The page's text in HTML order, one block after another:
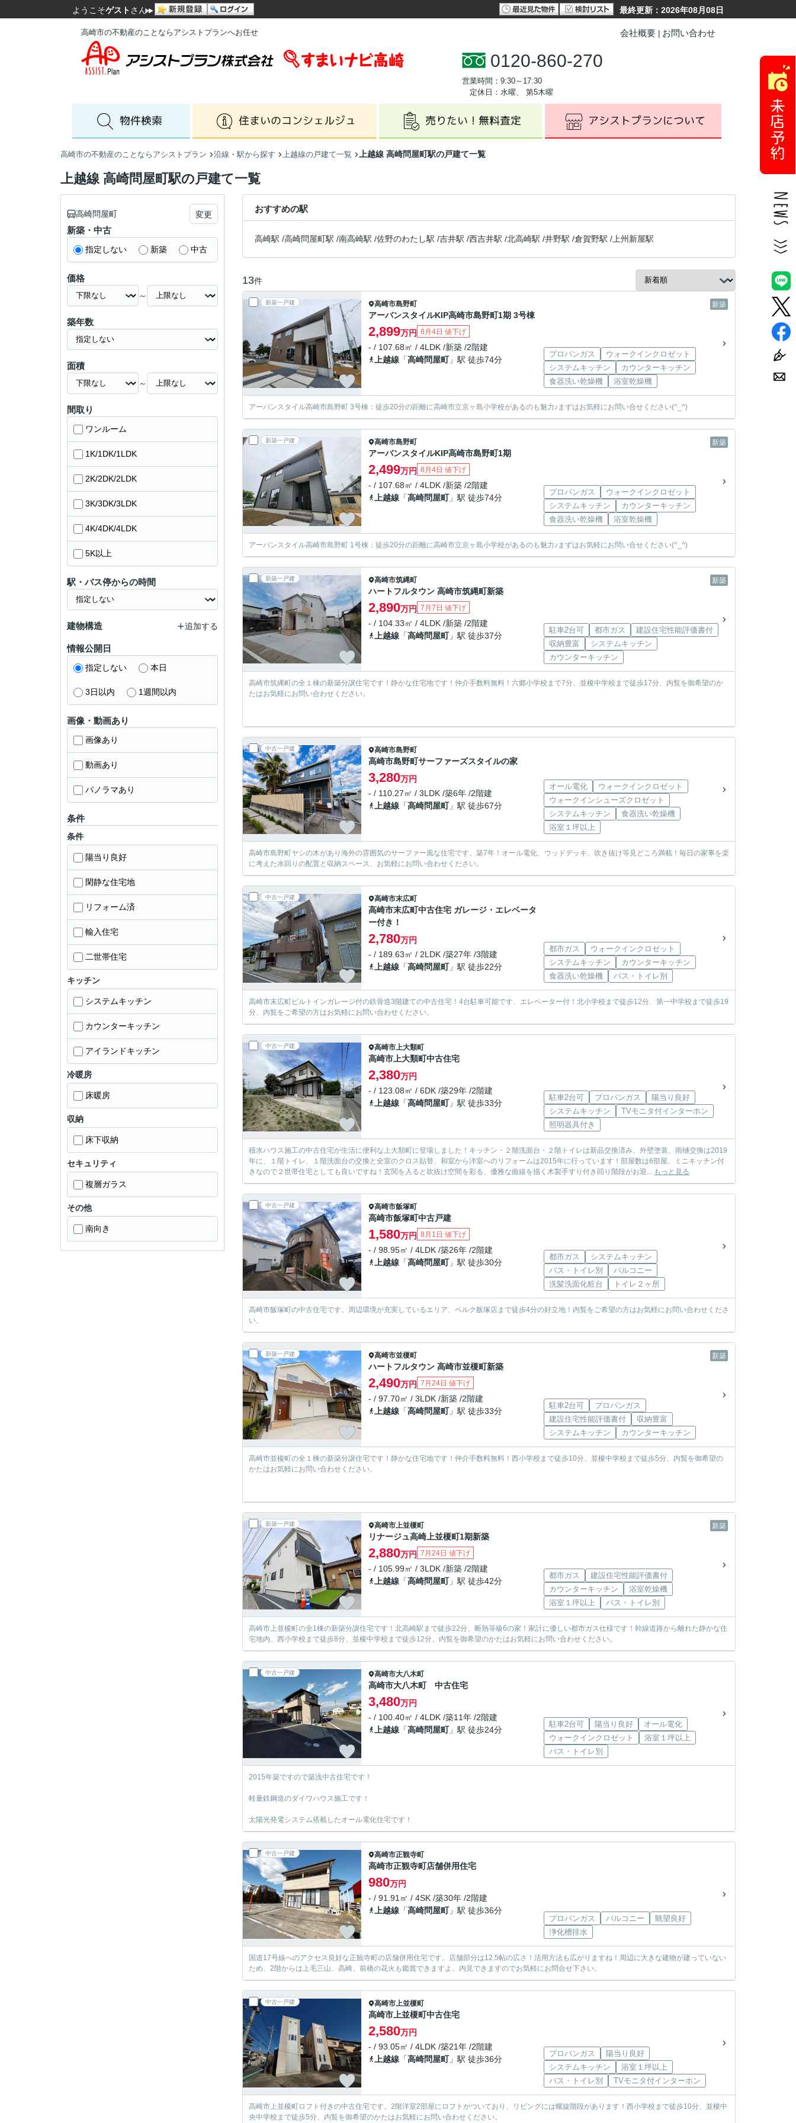
ようこそゲスト さん 最終更新：2026年08月08日
高崎市の不動産のことならアシストプランへお任せ 会社概要 お問い合わせ
0120-860-270
営業時間：9:30～17:30
定休日：水曜、 第5木曜
高崎市の不動産のことならアシストプラン 沿線・駅から探す 上越線の戸建て一覧 上越線 高崎問屋町駅の戸建て一覧
上越線 高崎問屋町駅の戸建て一覧
おすすめの駅
高崎駅 /高崎問屋町駅 /南高崎駅 /佐野のわたし駅 /吉井駅 /西吉井駅 /北高崎駅 /井野駅 /倉賀野駅 / 上州新屋駅
13件
新築一戸建 新築
高崎市島野町
アーバンスタイルKIP高崎市島野町1期 3号棟
2,899万円 8月4日 値下げ
- / 107.68㎡ / 4LDK /新築 /2階建
上越線 「高崎問屋町」駅 徒歩74分
プロパンガス
ウォークインクロゼット
システムキッチン
カウンターキッチン
食器洗い乾燥機
浴室乾燥機
アーバンスタイル高崎市島野町 3号棟：徒歩20分の距離に高崎市立京ヶ島小学校があるのも魅力♪まずはお気軽にお問い合せください(^_^)
新築一戸建 新築
高崎市島野町
アーバンスタイルKIP高崎市島野町1期
2,499万円 8月4日 値下げ
- / 107.68㎡ / 4LDK /新築 /2階建
上越線 「高崎問屋町」駅 徒歩74分
プロパンガス
ウォークインクロゼット
システムキッチン
カウンターキッチン
食器洗い乾燥機
浴室乾燥機
アーバンスタイル高崎市島野町 1号棟：徒歩20分の距離に高崎市立京ヶ島小学校があるのも魅力♪まずはお気軽にお問い合せください(^_^)
新築一戸建 新築
高崎市筑縄町
ハートフルタウン 高崎市筑縄町新築
2,890万円 7月7日 値下げ
- / 104.33㎡ / 4LDK /新築 /2階建
上越線 「高崎問屋町」駅 徒歩37分
駐車2台可 都市ガス
建設住宅性能評価書付
収納豊富
システムキッチン
カウンターキッチン
高崎市筑縄町の全１棟の新築分譲住宅です！静かな住宅地です！仲介手数料無料！六郷小学校まで7分、並榎中学校まで徒歩17分、内覧を御希望のか
たはお気軽にお問い合わせください。
中古一戸建 高崎市島野町
高崎市島野町サーファーズスタイルの家
3,280万円
- / 110.27㎡ / 3LDK /築6年 /2階建
上越線 「高崎問屋町」駅 徒歩67分
オール電化
ウォークインクロゼット
ウォークインシューズクロゼット
システムキッチン
食器洗い乾燥機
浴室１坪以上
高崎市島野町ヤシの木があり海外の雰囲気のサーファー風な住宅です。築7年！オール電化、ウッドデッキ、吹き抜け等見どころ満載！毎日の家事を楽
に考えた水回りの配置と収納スペース、お気軽にお問い合わせください。
中古一戸建 高崎市末広町
高崎市末広町中古住宅 ガレージ・エレベータ
ー付き！
2,780万円
- / 189.63㎡ / 2LDK /築27年 /3階建
上越線 「高崎問屋町」駅 徒歩22分
都市ガス
ウォークインクロゼット
システムキッチン
カウンターキッチン
食器洗い乾燥機
バス・トイレ別
高崎市末広町ビルトインガレージ付の鉄骨造3階建ての中古住宅！4台駐車可能です、エレベーター付！北小学校まで徒歩12分、第一中学校まで徒歩19
分、内覧をご希望の方はお気軽にお問い合わせください。
中古一戸建 高崎市上大類町
高崎市上大類町中古住宅
2,380万円
- / 123.08㎡ / 6DK /築29年 /2階建
上越線 「高崎問屋町」駅 徒歩33分
駐車2台可 プロパンガス
陽当り良好
システムキッチン
TVモニタ付インターホン
照明器具付き
積水ハウス施工の中古住宅が生活に便利な上大類町に登場しました！キッチン・２階洗面台・２階トイレは新品交換済み、外壁塗装、雨樋交換は2019
年に、１階トイレ、１階洗面台の交換と全室のクロス貼替、和室から洋室へのリフォームは2015年に行っています！部屋数は6部屋、ミニキッチン付
きなので２世帯住宅としても良いですね！玄関を入ると吹抜け空間を彩る、優雅な曲線を描く木製手すり付き回り階段がお迎... もっと見る
中古一戸建 高崎市飯塚町
高崎市飯塚町中古戸建
1,580万円 8月1日 値下げ
- / 98.95㎡ / 4LDK /築26年 /2階建
上越線 「高崎問屋町」駅 徒歩30分
都市ガス
システムキッチン
バス・トイレ別
バルコニー
洗髪洗面化粧台
トイレ２ヶ所
高崎市飯塚町の中古住宅です。周辺環境が充実しているエリア、ベルク飯塚店まで徒歩4分の好立地！内覧をご希望の方はお気軽にお問い合わせくださ
い。
新築一戸建 新築
高崎市並榎町
ハートフルタウン 高崎市並榎町新築
2,490万円 7月24日 値下げ
- / 97.70㎡ / 3LDK /新築 /2階建
上越線 「高崎問屋町」駅 徒歩33分
駐車2台可
プロパンガス
建設住宅性能評価書付
収納豊富
システムキッチン
カウンターキッチン
高崎市並榎町の全１棟の新築分譲住宅です！静かな住宅地です！仲介手数料無料！西小学校まで徒歩10分、並榎中学校まで徒歩5分、内覧を御希望の
かたはお気軽にお問い合わせください。
新築一戸建 新築
高崎市上並榎町
リナージュ高崎上並榎町1期新築
2,880万円 7月24日 値下げ
- / 105.99㎡ / 3LDK /新築 /2階建
上越線 「高崎問屋町」駅 徒歩42分
都市ガス
建設住宅性能評価書付
カウンターキッチン
浴室乾燥機
浴室１坪以上
バス・トイレ別
高崎市上並榎町の全1棟の新築分譲住宅です！北高崎駅まで徒歩22分、断熱等級6の家！家計に優しい都市ガス仕様です！幹線道路から離れた静かな住
宅地内、西小学校まで徒歩8分、並榎中学校まで徒歩12分、内覧を御希望のかたはお気軽にお問い合わせください。
中古一戸建 高崎市大八木町
高崎市大八木町 中古住宅
3,480万円
- / 100.40㎡ / 4LDK /築11年 /2階建
上越線 「高崎問屋町」駅 徒歩24分
駐車2台可 陽当り良好
オール電化
ウォークインクロゼット
浴室１坪以上
バス・トイレ別
2015年築ですので築浅中古住宅です！
軽量鉄鋼造のダイワハウス施工です！
太陽光発電システム搭載したオール電化住宅です！
中古一戸建 高崎市正観寺町
高崎市正観寺町店舗併用住宅
980万円
- / 91.91㎡ / 4SK /築30年 /2階建
上越線 「高崎問屋町」駅 徒歩36分
プロパンガス バルコニー
眺望良好
浄化槽排水
国道17号線へのアクセス良好な正観寺町の店舗併用住宅です。店舗部分は12.5帖の広さ！活用方法も広がりますね！周辺に大きな建物が建っていない
ため、2階からは上毛三山、高崎、前橋の花火も鑑賞できますよ。内見できますのでお気軽にお問合せ下さい。
中古一戸建 高崎市上並榎町
高崎市上並榎町中古住宅
2,580万円
- / 93.05㎡ / 4LDK /築21年 /2階建
上越線 「高崎問屋町」駅 徒歩36分
プロパンガス
陽当り良好
システムキッチン
浴室１坪以上
バス・トイレ別
TVモニタ付インターホン
高崎市上並榎町ロフト付きの中古住宅です。2階洋室2部屋にロフトがついており、リビングには螺旋階段があります！西小学校まで徒歩10分、並榎中
央中学校まで徒歩5分、内覧を御希望のかたはお気軽にお問い合わせください。
高崎問屋町 変更
新築・中古
指定しない 新築 中古
価格
～
築年数
面積
～
間取り
ワンルーム
1K/1DK/1LDK
2K/2DK/2LDK
3K/3DK/3LDK
4K/4DK/4LDK
5K以上
駅・バス停からの時間
建物構造 追加する
情報公開日
指定しない 本日
3日以内 1週間以内
画像・動画あり
画像あり
動画あり
パノラマあり
条件
条件
陽当り良好
閑静な住宅地
リフォーム済
輸入住宅
二世帯住宅
キッチン
システムキッチン
カウンターキッチン
アイランドキッチン
冷暖房
床暖房
収納
床下収納
セキュリティ
複層ガラス
その他
南向き